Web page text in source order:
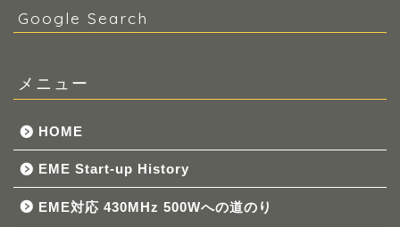
Google Search
メニュー
HOME
EME Start-up History
EME対応 430MHz 500Wへの道のり